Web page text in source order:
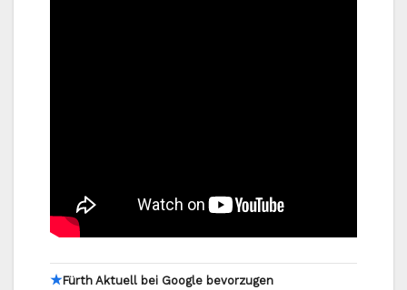
★Fürth Aktuell bei Google bevorzugen